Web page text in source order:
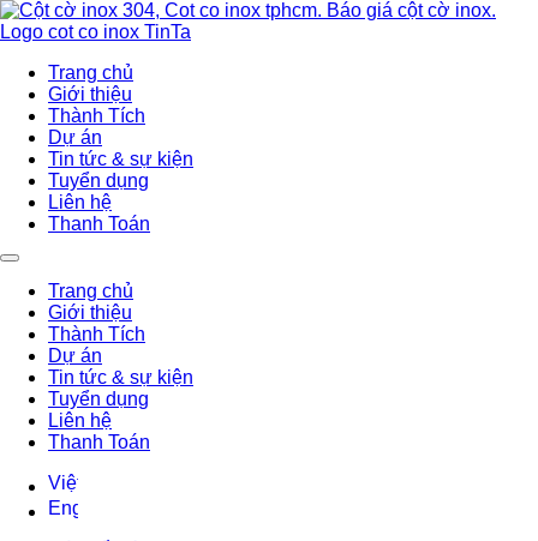
Trang chủ
Giới thiệu
Thành Tích
Dự án
Tin tức & sự kiện
Tuyển dụng
Liên hệ
Thanh Toán
Trang chủ
Giới thiệu
Thành Tích
Dự án
Tin tức & sự kiện
Tuyển dụng
Liên hệ
Thanh Toán